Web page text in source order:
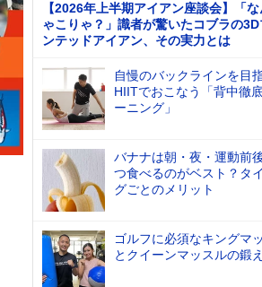
【2026年上半期アイアン座談会】「な
ゃこりゃ？」識者が驚いたコブラの3D
ンテッドアイアン、その実力とは
自慢のバックラインを目
HIITでおこなう「背中徹
ーニング」
バナナは朝・夜・運動前
つ食べるのがベスト？タ
グごとのメリット
ゴルフに必須なキングマ
とクイーンマッスルの鍛